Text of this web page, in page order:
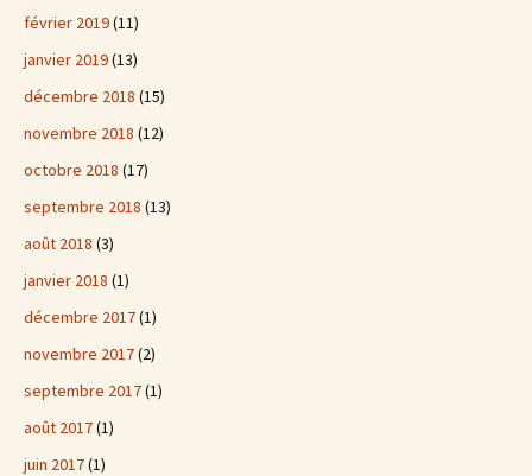
février 2019(11)
janvier 2019(13)
décembre 2018 (15)
novembre 2018 (12)
octobre 2018 (17)
septembre 2018 (13)
août 2018 (3)
janvier 2018 (1)
décembre 2017(1)
novembre 2017(2)
septembre 2017(1)
août 2017(1)
juin 2017(1)